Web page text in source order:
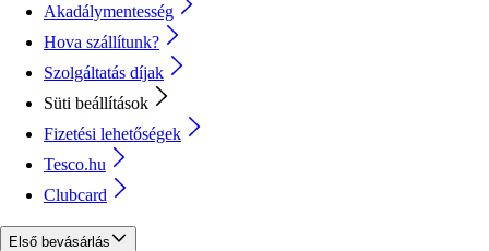
Akadálymentesség
Hova szállítunk?
Szolgáltatás díjak
Süti beállítások
Fizetési lehetőségek
Tesco.hu
Clubcard
Első bevásárlás